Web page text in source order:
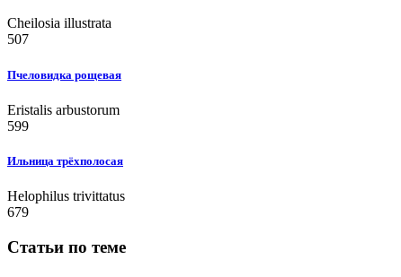
Cheilosia illustrata
507
Пчеловидка рощевая
Eristalis arbustorum
599
Ильница трёхполосая
Helophilus trivittatus
679
Статьи по теме